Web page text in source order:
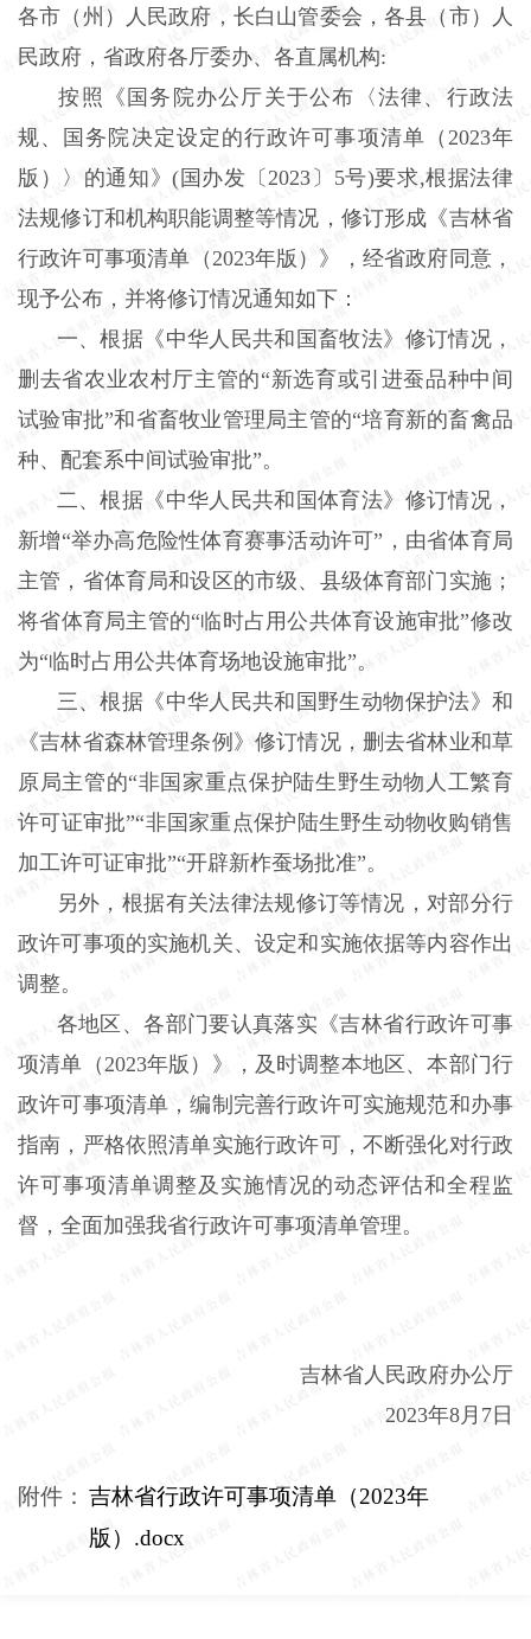
各市（州）人民政府，长白山管委会，各县（市）人
民政府，省政府各厅委办、各直属机构:
按照《国务院办公厅关于公布〈法律、行政法
规、国务院决定设定的行政许可事项清单（2023年
版）〉的通知》(国办发〔2023〕5号)要求,根据法律
法规修订和机构职能调整等情况，修订形成《吉林省
行政许可事项清单（2023年版）》，经省政府同意，
现予公布，并将修订情况通知如下：
一、根据《中华人民共和国畜牧法》修订情况，
删去省农业农村厅主管的“新选育或引进蚕品种中间
试验审批”和省畜牧业管理局主管的“培育新的畜禽品
种、配套系中间试验审批”。
二、根据《中华人民共和国体育法》修订情况，
新增“举办高危险性体育赛事活动许可”，由省体育局
主管，省体育局和设区的市级、县级体育部门实施；
将省体育局主管的“临时占用公共体育设施审批”修改
为“临时占用公共体育场地设施审批”。
三、根据《中华人民共和国野生动物保护法》和
《吉林省森林管理条例》修订情况，删去省林业和草
原局主管的“非国家重点保护陆生野生动物人工繁育
许可证审批”“非国家重点保护陆生野生动物收购销售
加工许可证审批”“开辟新柞蚕场批准”。
另外，根据有关法律法规修订等情况，对部分行
政许可事项的实施机关、设定和实施依据等内容作出
调整。
各地区、各部门要认真落实《吉林省行政许可事
项清单（2023年版）》，及时调整本地区、本部门行
政许可事项清单，编制完善行政许可实施规范和办事
指南，严格依照清单实施行政许可，不断强化对行政
许可事项清单调整及实施情况的动态评估和全程监
督，全面加强我省行政许可事项清单管理。
吉林省人民政府办公厅
2023年8月7日
附件： 吉林省行政许可事项清单（2023年
版）.docx